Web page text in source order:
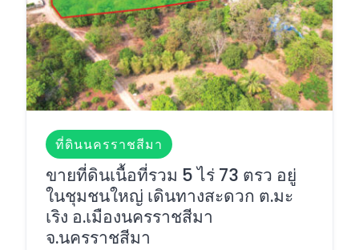
ที่ดินนครราชสีมา
ขายที่ดินเนื้อที่รวม 5 ไร่ 73 ตรว อยู่
ในชุมชนใหญ่ เดินทางสะดวก ต.มะ
เริง อ.เมืองนครราชสีมา
จ.นครราชสีมา